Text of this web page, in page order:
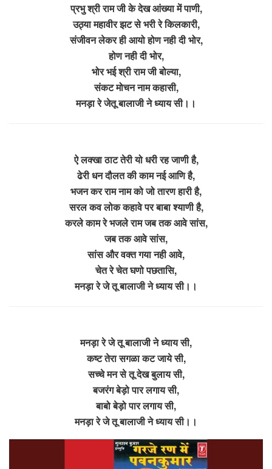
प्रभु श्री राम जी के देख आंख्या में पाणी,
उठ्या महावीर झट से भरी रे किलकारी,
संजीवन लेकर ही आयो होण नही दी भोर,
होण नही दी भोर,
भोर भई श्री राम जी बोल्या,
संकट मोचन नाम कहासी,
मनड़ा रे जेतू बालाजी ने ध्याय सी।।
ऐ लक्खा ठाट तेरी यो धरी रह जाणी है,
ढेरी धन दौलत की काम नई आणि है,
भजन कर राम नाम को जो तारण हारी है,
सरल कव लोक कहावे पर बाबा श्याणी है,
करले काम रे भजले राम जब तक आवे सांस,
जब तक आवे सांस,
सांस और वक्त गया नही आवे,
चेत रे चेत घणो पछतासि,
मनड़ा रे जे तू बालाजी ने ध्याय सी।।
मनड़ा रे जे तू बालाजी ने ध्याय सी,
कष्ट तेरा सगळा कट जाये सी,
सच्चे मन से तू देख बुलाय सी,
बजरंग बेड़ो पार लगाय सी,
बाबो बेड़ो पार लगाय सी,
मनड़ा रे जे तू बालाजी ने ध्याय सी।।